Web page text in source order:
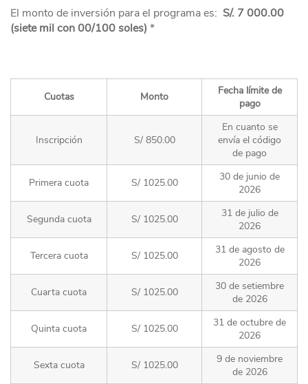
El monto de inversión para el programa es: S/. 7 000.00
(siete mil con 00/100 soles) *
Cuotas Monto
Fecha límite de
pago
Inscripción S/ 850.00
En cuanto se
envía el código
de pago
Primera cuota S/ 1025.00
30 de junio de
2026
Segunda cuota S/ 1025.00
31 de julio de
2026
Tercera cuota S/ 1025.00
31 de agosto de
2026
Cuarta cuota S/ 1025.00
30 de setiembre
de 2026
Quinta cuota S/ 1025.00
31 de octubre de
2026
Sexta cuota S/ 1025.00
9 de noviembre
de 2026